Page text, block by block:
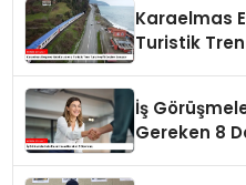
Karaelmas
Turistik
İş
Gereken 8